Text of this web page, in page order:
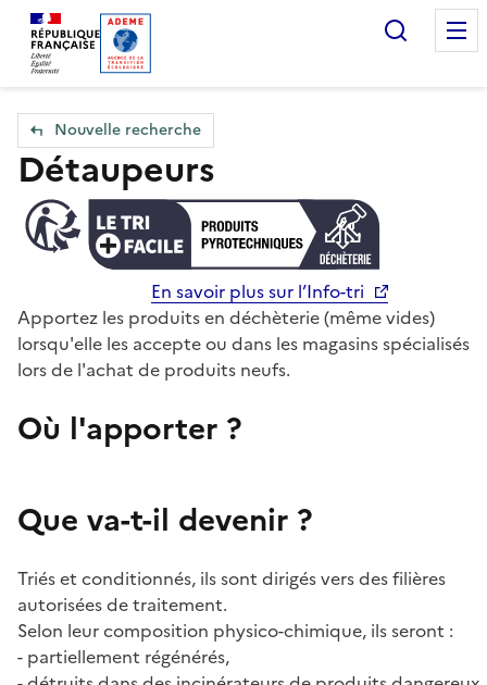
Accueil — Que Faire de mes objets & déchets
Nouvelle recherche
Détaupeurs
En savoir plus sur l’Info-tri
Apportez les produits en déchèterie (même vides)
lorsqu'elle les accepte ou dans les magasins spécialisés
lors de l'achat de produits neufs.
Où l'apporter ?
Que va-t-il devenir ?
Triés et conditionnés, ils sont dirigés vers des filières
autorisées de traitement.
Selon leur composition physico-chimique, ils seront :
- partiellement régénérés,